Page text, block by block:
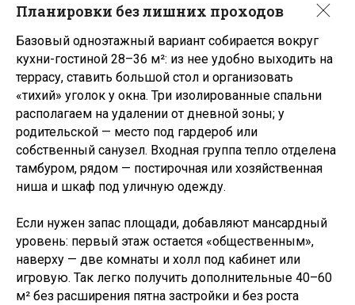
Планировки без лишних проходов
Базовый одноэтажный вариант собирается вокруг
кухни-гостиной 28–36 м²: из нее удобно выходить на
террасу, ставить большой стол и организовать
«тихий» уголок у окна. Три изолированные спальни
располагаем на удалении от дневной зоны; у
родительской — место под гардероб или
собственный санузел. Входная группа тепло отделена
тамбуром, рядом — постирочная или хозяйственная
ниша и шкаф под уличную одежду.
Если нужен запас площади, добавляют мансардный
уровень: первый этаж остается «общественным»,
наверху — две комнаты и холл под кабинет или
игровую. Так легко получить дополнительные 40–60
м² без расширения пятна застройки и без роста
Покажем как мы работаем,
ответим на все вопросы,
лично посмотрите качество
материалов
Записаться на экскурсию
Запишитесь на экскурсию по нашим
объектам в удобное для Вас время